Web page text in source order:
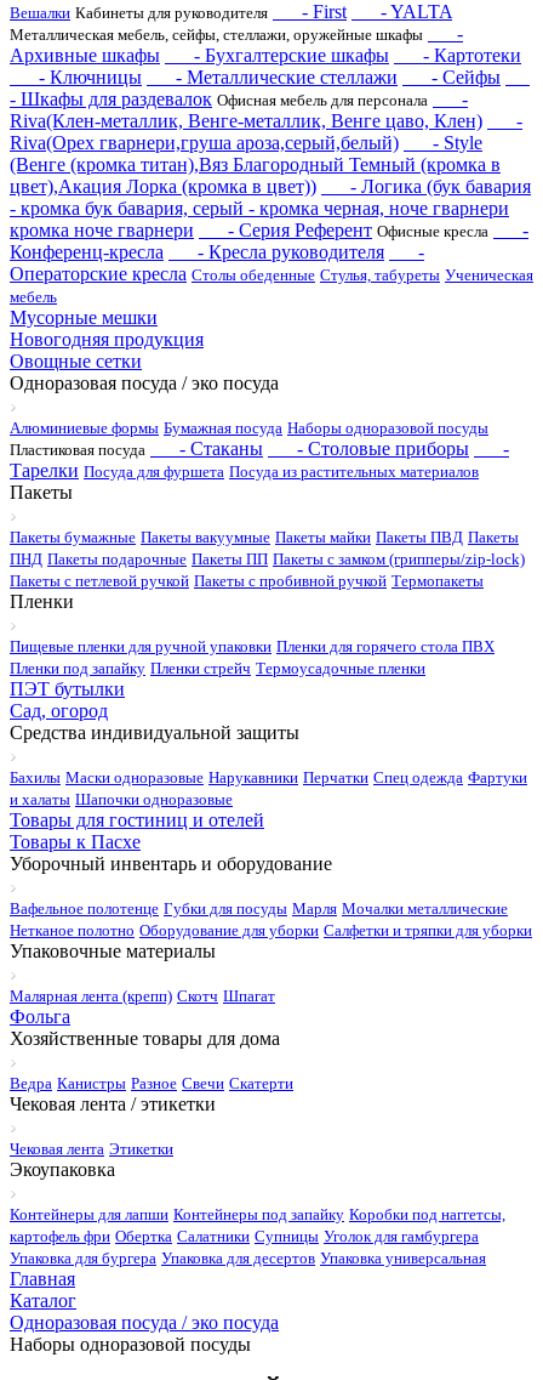
Вешалки Кабинеты для руководителя - First - YALTA
Металлическая мебель, сейфы, стеллажи, оружейные шкафы
-
Архивные шкафы
- Бухгалтерские шкафы
- Картотеки
- Ключницы
- Металлические стеллажи
- Сейфы
- Шкафы для раздевалок Офисная мебель для персонала
-
Riva(Клен-металлик, Венге-металлик, Венге цаво, Клен)
-
Riva(Орех гварнери,груша ароза,серый,белый)
- Style
(Венге (кромка титан),Вяз Благородный Темный (кромка в
цвет),Акация Лорка (кромка в цвет))
- Логика (бук бавария
- кромка бук бавария, серый - кромка черная, ноче гварнери
кромка ноче гварнери
- Серия Референт Офисные кресла
-
Конференц-кресла
- Кресла руководителя
-
Операторские кресла Столы обеденные Стулья, табуреты Ученическая
мебель
Мусорные мешки
Новогодняя продукция
Овощные сетки
Одноразовая посуда / эко посуда
Алюминиевые формы Бумажная посуда Наборы одноразовой посуды
Пластиковая посуда
- Стаканы - Столовые приборы
-
Тарелки Посуда для фуршета Посуда из растительных материалов
Пакеты
Пакеты бумажные Пакеты вакуумные Пакеты майки Пакеты ПВД Пакеты
ПНД Пакеты подарочные Пакеты ПП Пакеты с замком (грипперы/zip-lock)
Пакеты с петлевой ручкой Пакеты с пробивной ручкой Термопакеты
Пленки
Пищевые пленки для ручной упаковки Пленки для горячего стола ПВХ
Пленки под запайку Пленки стрейч Термоусадочные пленки
ПЭТ бутылки
Сад, огород
Средства индивидуальной защиты
Бахилы Маски одноразовые Нарукавники Перчатки Спец одежда Фартуки
и халаты Шапочки одноразовые
Товары для гостиниц и отелей
Товары к Пасхе
Уборочный инвентарь и оборудование
Вафельное полотенце Губки для посуды Марля Мочалки металлические
Нетканое полотно Оборудование для уборки Салфетки и тряпки для уборки
Упаковочные материалы
Малярная лента (крепп) Скотч Шпагат
Фольга
Хозяйственные товары для дома
Ведра Канистры Разное Свечи Скатерти
Чековая лента / этикетки
Чековая лента Этикетки
Экоупаковка
Контейнеры для лапши Контейнеры под запайку Коробки под наггетсы,
картофель фри Обертка Салатники Супницы Уголок для гамбургера
Упаковка для бургера Упаковка для десертов Упаковка универсальная
Главная
Каталог
Одноразовая посуда / эко посуда
Наборы одноразовой посуды